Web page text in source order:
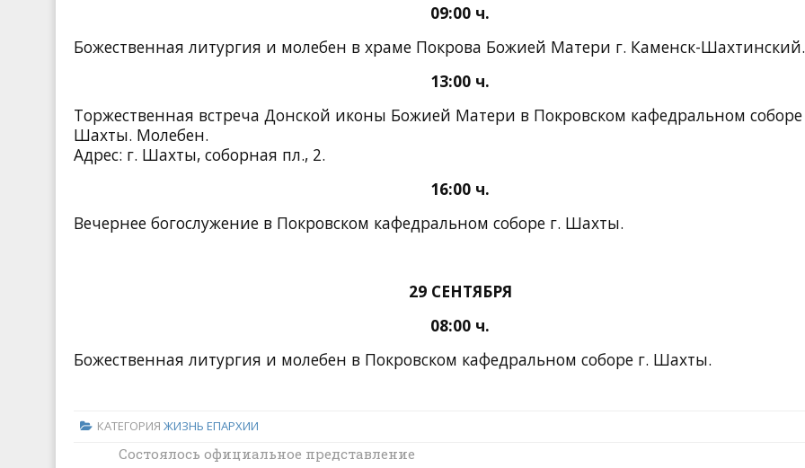
09:00 ч.
Божественная литургия и молебен в храме Покрова Божией Матери г. Каменск-Шахтинский.
13:00 ч.
Торжественная встреча Донской иконы Божией Матери в Покровском кафедральном соборе
Шахты. Молебен.
Адрес: г. Шахты, соборная пл., 2.
16:00 ч.
Вечернее богослужение в Покровском кафедральном соборе г. Шахты.
29 СЕНТЯБРЯ
08:00 ч.
Божественная литургия и молебен в Покровском кафедральном соборе г. Шахты.
КАТЕГОРИЯ ЖИЗНЬ ЕПАРХИИ
Перспективы реализации программы
Состоялось официальное представление